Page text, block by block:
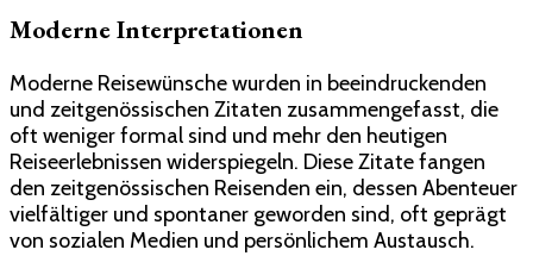
Moderne Interpretationen
Moderne Reisewünsche wurden in beeindruckenden
und zeitgenössischen Zitaten zusammengefasst, die
oft weniger formal sind und mehr den heutigen
Reiseerlebnissen widerspiegeln. Diese Zitate fangen
den zeitgenössischen Reisenden ein, dessen Abenteuer
vielfältiger und spontaner geworden sind, oft geprägt
von sozialen Medien und persönlichem Austausch.